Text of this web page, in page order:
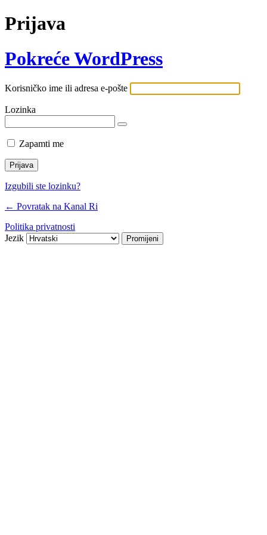
Prijava
Pokreće WordPress
Korisničko ime ili adresa e-pošte
Lozinka
Zapamti me
Izgubili ste lozinku?
← Povratak na Kanal Ri
Politika privatnosti
Jezik